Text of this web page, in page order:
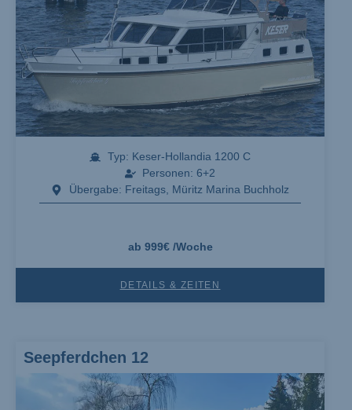
2-4 Personen
Typ: Keser-Hollandia 1200 C
Personen: 6+2
Übergabe: Freitags, Müritz Marina Buchholz
ab 999€ /Woche
DETAILS & ZEITEN
Seepferdchen 12